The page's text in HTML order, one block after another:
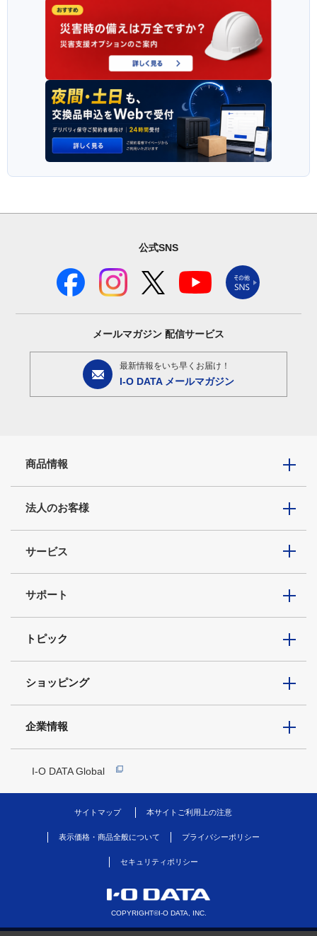
公式SNS
メールマガジン 配信サービス
最新情報をいち早くお届け！
I-O DATA メールマガジン
商品情報
法人のお客様
サービス
サポート
トピック
ショッピング
企業情報
I-O DATA Global
サイトマップ 本サイトご利用上の注意
表示価格・商品全般について プライバシーポリシー
セキュリティポリシー
COPYRIGHT©I-O DATA, INC.